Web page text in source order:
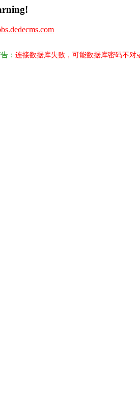
： 连接数据库失败，可能数据库密码不对